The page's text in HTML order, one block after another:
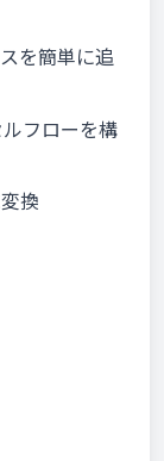
を簡単に追
フローを構
換